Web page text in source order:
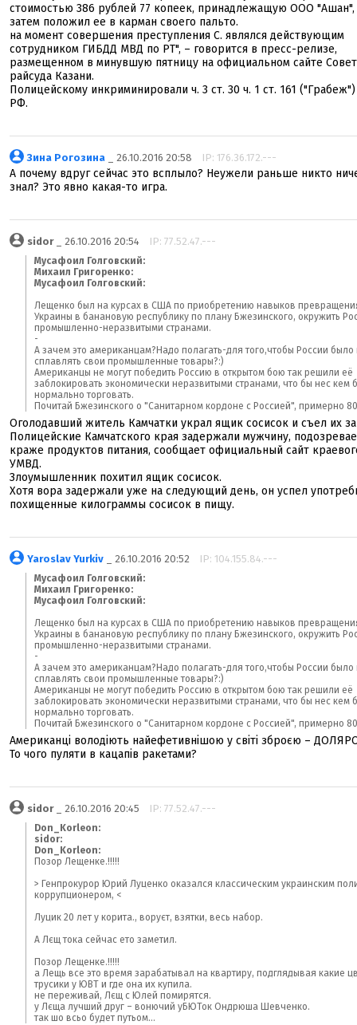
стоимостью 386 рублей 77 копеек, принадлежащую ООО "Ашан",
затем положил ее в карман своего пальто.
на момент совершения преступления С. являлся действующим
сотрудником ГИБДД МВД по РТ", – говорится в пресс-релизе,
размещенном в минувшую пятницу на официальном сайте
райсуда Казани.
Полицейскому инкриминировали ч. 3 ст. 30 ч. 1 ст. 161
РФ.
Зина Рогозина _ 26.10.2016 20:58 IP: 176.36.172.---
А почему вдруг сейчас это всплыло? Неужели раньше никто
знал? Это явно какая-то игра.
sidor_ 26.10.2016 20:54 IP: 77.52.47.---
Мусафоил Голговский:
Михаил Григоренко:
Мусафоил Голговский:
Лещенко был на курсах в США по приобретению навыков
Украины в банановую республику по плану Бжезинского, окружить
промышленно-неразвитыми странами.
-
А зачем это американцам?Надо полагать-для того,чтобы России было
сплавлять свои промышленные товары?:)
Американцы не могут победить Россию в открытом бою так решили её
заблокировать экономически неразвитыми странами, что бы нес кем
нормально торговать.
Почитай Бжезинского о "Санитарном кордоне с Россией", примерно
Оголодавший житель Камчатки украл ящик сосисок и съел их за
Полицейские Камчатского края задержали мужчину,
краже продуктов питания, сообщает официальный сайт
УМВД.
Злоумышленник похитил ящик сосисок.
Хотя вора задержали уже на следующий день, он успел
похищенные килограммы сосисок в пищу.
Yaroslav Yurkiv _ 26.10.2016 20:52 IP: 104.155.84.---
Мусафоил Голговский:
Михаил Григоренко:
Мусафоил Голговский:
Лещенко был на курсах в США по приобретению навыков
Украины в банановую республику по плану Бжезинского, окружить
промышленно-неразвитыми странами.
-
А зачем это американцам?Надо полагать-для того,чтобы России было
сплавлять свои промышленные товары?:)
Американцы не могут победить Россию в открытом бою так решили её
заблокировать экономически неразвитыми странами, что бы нес кем
нормально торговать.
Почитай Бжезинского о "Санитарном кордоне с Россией", примерно
Американці володіють найефетивнішою у світі зброєю –
То чого пуляти в кацапів ракетами?
sidor_ 26.10.2016 20:45 IP: 77.52.47.---
Don_Korleon:
sidor:
Don_Korleon:
Позор Лещенке.!!!!!
> Генпрокурор Юрий Луценко оказался классическим украинским
коррупционером, <
Луцик 20 лет у корита., воруєт, взятки, весь набор.
А Лєщ тока сейчас ето заметил.
Позор Лещенке.!!!!!
а Лещь все это время зарабатывал на квартиру, подглядывая какие
трусики у ЮВТ и где она их купила.
не переживай, Лєщ с Юлей помирятся.
у Лєща лучший друг – вонючий уБЮТок Ондрюша Шевченко.
так шо всьо будет путьом...